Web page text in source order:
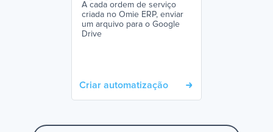
A cada ordem de serviço
criada no Omie ERP, enviar
um arquivo para o Google
Drive
Criar automatização